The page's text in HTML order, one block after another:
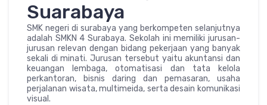
Suarabaya
SMK negeri di surabaya yang berkompeten selanjutnya
adalah SMKN 4 Surabaya. Sekolah ini memiliki jurusan-
jurusan relevan dengan bidang pekerjaan yang banyak
sekali di minati. Jurusan tersebut yaitu akuntansi dan
keuangan lembaga, otomatisasi dan tata kelola
perkantoran, bisnis daring dan pemasaran, usaha
perjalanan wisata, multimeida, serta desain komunikasi
visual.